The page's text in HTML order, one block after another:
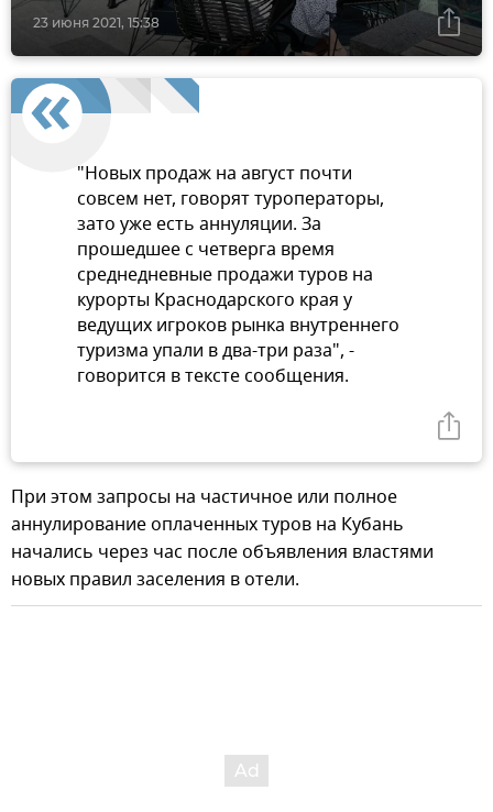
23 июня 2021, 15:38
"Новых продаж на август почти
совсем нет, говорят туроператоры,
зато уже есть аннуляции. За
прошедшее с четверга время
среднедневные продажи туров на
курорты Краснодарского края у
ведущих игроков рынка внутреннего
туризма упали в два-три раза", -
говорится в тексте сообщения.
При этом запросы на частичное или полное
аннулирование оплаченных туров на Кубань
начались через час после объявления властями
новых правил заселения в отели.